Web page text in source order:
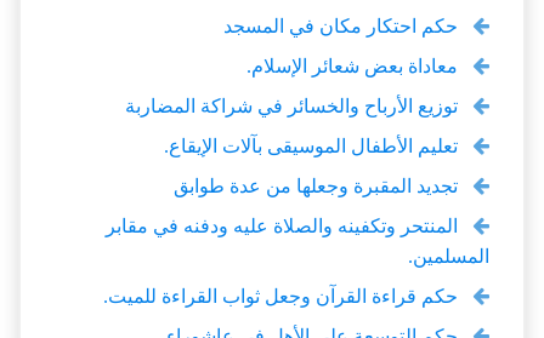
حكم احتكار مكان في المسجد
معاداة بعض شعائر الإسلام.
توزيع الأرباح والخسائر في شراكة المضاربة
تعليم الأطفال الموسيقى بآلات الإيقاع.
تجديد المقبرة وجعلها من عدة طوابق
المنتحر وتكفينه والصلاة عليه ودفنه في مقابر
المسلمين.
حكم قراءة القرآن وجعل ثواب القراءة للميت.